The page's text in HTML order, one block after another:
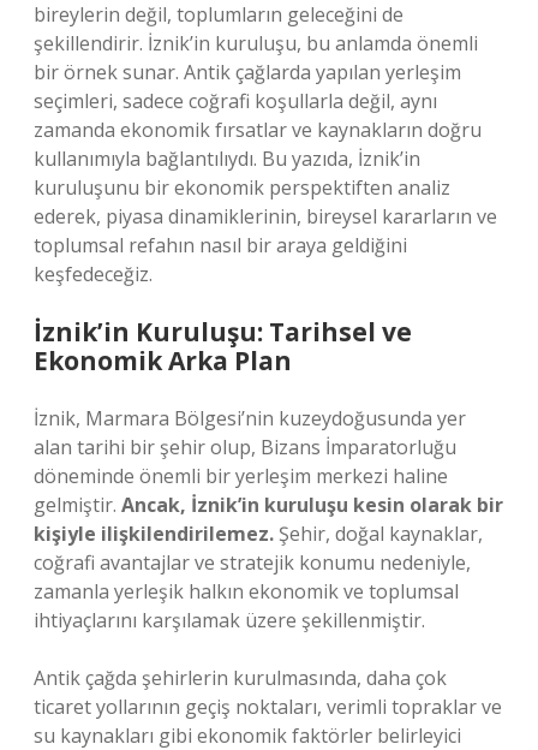
bireylerin değil, toplumların geleceğini de
şekillendirir. İznik’in kuruluşu, bu anlamda önemli
bir örnek sunar. Antik çağlarda yapılan yerleşim
seçimleri, sadece coğrafi koşullarla değil, aynı
zamanda ekonomik fırsatlar ve kaynakların doğru
kullanımıyla bağlantılıydı. Bu yazıda, İznik’in
kuruluşunu bir ekonomik perspektiften analiz
ederek, piyasa dinamiklerinin, bireysel kararların ve
toplumsal refahın nasıl bir araya geldiğini
keşfedeceğiz.
İznik’in Kuruluşu: Tarihsel ve
Ekonomik Arka Plan
İznik, Marmara Bölgesi’nin kuzeydoğusunda yer
alan tarihi bir şehir olup, Bizans İmparatorluğu
döneminde önemli bir yerleşim merkezi haline
gelmiştir. Ancak, İznik’in kuruluşu kesin olarak bir
kişiyle ilişkilendirilemez. Şehir, doğal kaynaklar,
coğrafi avantajlar ve stratejik konumu nedeniyle,
zamanla yerleşik halkın ekonomik ve toplumsal
ihtiyaçlarını karşılamak üzere şekillenmiştir.
Antik çağda şehirlerin kurulmasında, daha çok
ticaret yollarının geçiş noktaları, verimli topraklar ve
su kaynakları gibi ekonomik faktörler belirleyici